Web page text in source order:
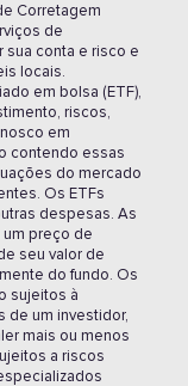
Corretagem
de
sua conta e risco e
locais.
em bolsa (ETF),
riscos,
em
contendo essas
do mercado
Os ETFs
despesas. As
um preço de
seu valor de
do fundo. Os
sujeitos à
de um investidor,
mais ou menos
a riscos